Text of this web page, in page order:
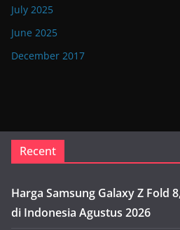
July 2025
June 2025
December 2017
Recent
Harga Samsung Galaxy Z Fold
di Indonesia Agustus 2026